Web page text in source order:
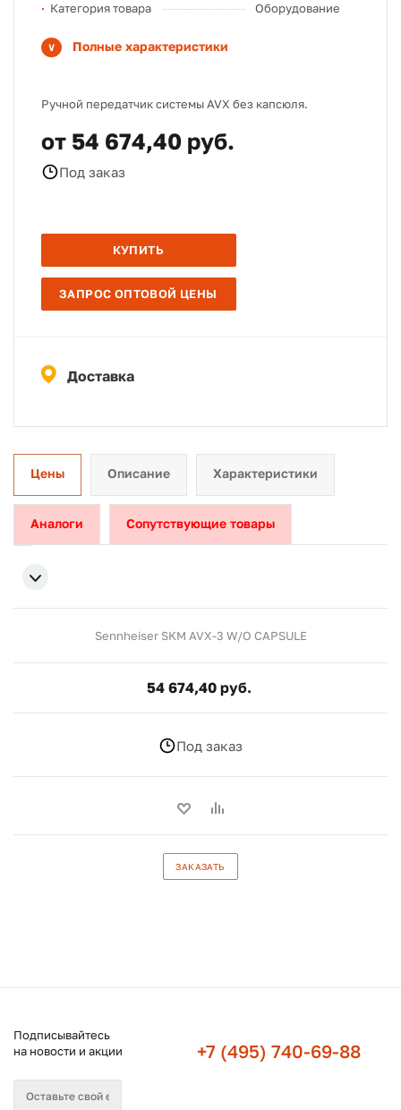
Категория товара Оборудование
Полные характеристики
Ручной передатчик системы AVX без капсюля.
от 54 674,40 руб.
Под заказ
КУПИТЬ
ЗАПРОС ОПТОВОЙ ЦЕНЫ
Доставка
Цены Описание Характеристики
Аналоги Сопутствующие товары
Sennheiser SKM AVX-3 W/O CAPSULE
54 674,40 руб.
Под заказ
ЗАКАЗАТЬ
Подписывайтесь
на новости и акции
+7 (495) 740-69-88